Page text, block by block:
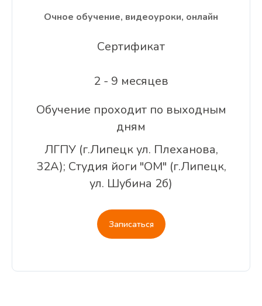
Очное обучение, видеоуроки, онлайн
Сертификат
2 - 9 месяцев
Обучение проходит по выходным
дням
ЛГПУ (г.Липецк ул. Плеханова,
32А); Студия йоги "ОМ" (г.Липецк,
ул. Шубина 2б)
Записаться